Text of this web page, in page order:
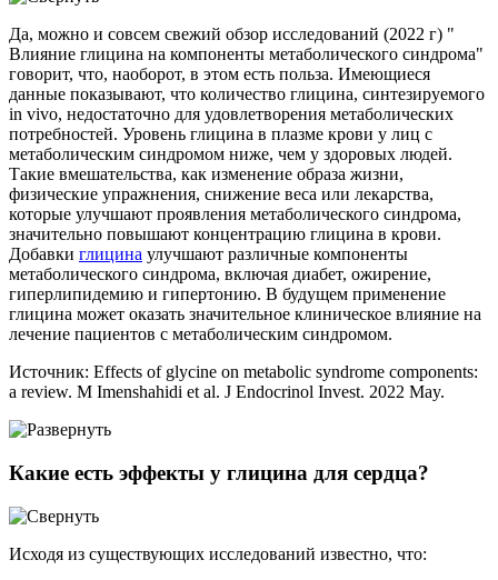
Да, можно и совсем свежий обзор исследований (2022 г) "
Влияние глицина на компоненты метаболического синдрома"
говорит, что, наоборот, в этом есть польза. Имеющиеся
данные показывают, что количество глицина, синтезируемого
in vivo, недостаточно для удовлетворения метаболических
потребностей. Уровень глицина в плазме крови у лиц с
метаболическим синдромом ниже, чем у здоровых людей.
Такие вмешательства, как изменение образа жизни,
физические упражнения, снижение веса или лекарства,
которые улучшают проявления метаболического синдрома,
значительно повышают концентрацию глицина в крови.
Добавки глицина улучшают различные компоненты
метаболического синдрома, включая диабет, ожирение,
гиперлипидемию и гипертонию. В будущем применение
глицина может оказать значительное клиническое влияние на
лечение пациентов с метаболическим синдромом.
Источник: Effects of glycine on metabolic syndrome components:
a review. M Imenshahidi et al. J Endocrinol Invest. 2022 May.
Какие есть эффекты у глицина для сердца?
Исходя из существующих исследований известно, что: